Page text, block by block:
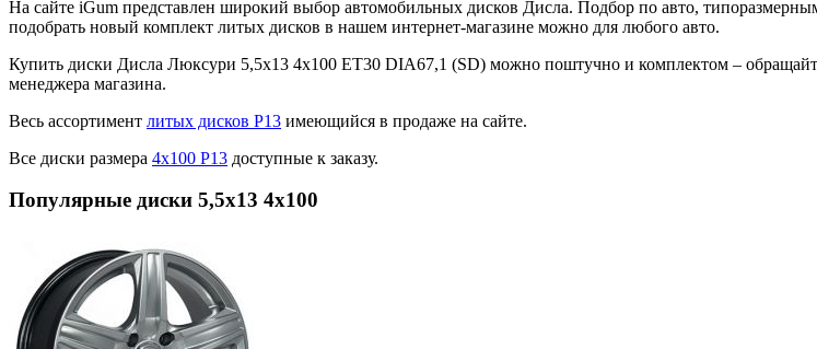
На сайте iGum представлен широкий выбор автомобильных дисков Дисла. Подбор по авто,
подобрать новый комплект литых дисков в нашем интернет-магазине можно для любого авто.
Купить диски Дисла Люксури 5,5x13 4x100 ET30 DIA67,1 (SD) можно поштучно и комплектом –
менеджера магазина.
Весь ассортимент литых дисков Р13 имеющийся в продаже на сайте.
Все диски размера 4х100 Р13 доступные к заказу.
Популярные диски 5,5x13 4x100